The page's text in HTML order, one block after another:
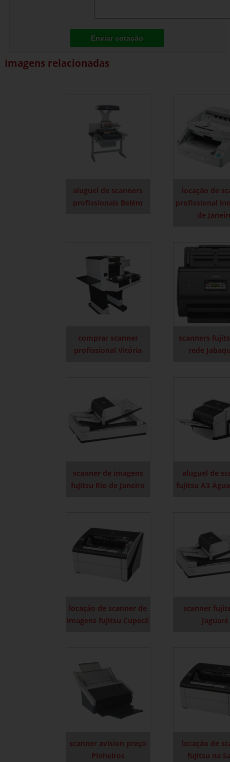
Enviar cotação
Imagens relacionadas
aluguel de scanners
profissionais Belém
locação de
profissional
de
comprar scanner
profissional Vitória
scanners
rede
scanner de imagens
fujitsu Rio de Janeiro
aluguel de
fujitsu A3
locação de scanner de
imagens fujitsu Cupecê
scanner
Jaguaré
scanner avision preço
Pinheiros
locação de
fujitsu na